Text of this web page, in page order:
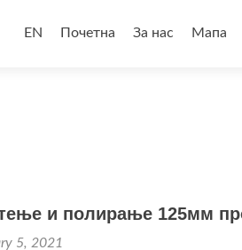
to
EN Почетна За нас Мапа
и полирање 125мм
5, 2021